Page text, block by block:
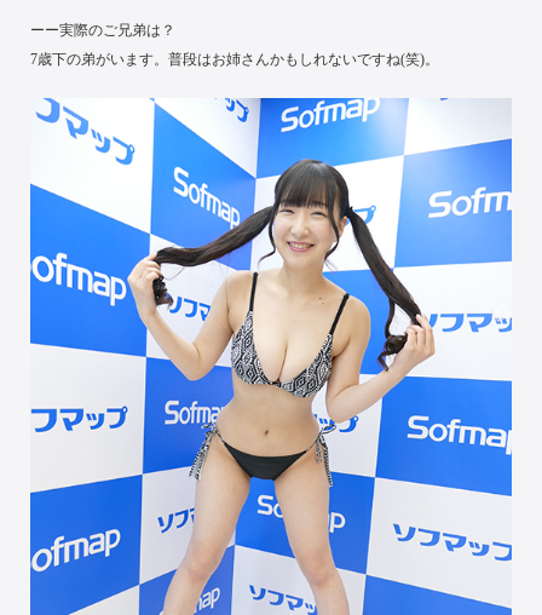
ーー実際のご兄弟は？
7歳下の弟がいます。普段はお姉さんかもしれないですね(笑)。